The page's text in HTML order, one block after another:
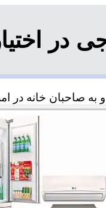
صاحبان خانه در